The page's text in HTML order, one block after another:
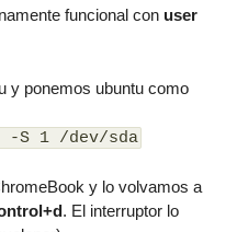
funcional con user
y ponemos ubuntu como
S 1 /dev/sda
y lo volvamos a
. El interruptor lo